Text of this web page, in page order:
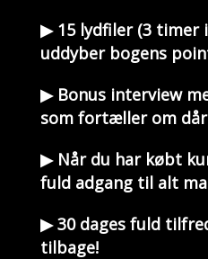
▶ 15 lydfiler (3 timer
uddyber bogens
▶ Bonus interview
som fortæller om
▶ Når du har købt
fuld adgang til alt
▶ 30 dages fuld
tilbage!